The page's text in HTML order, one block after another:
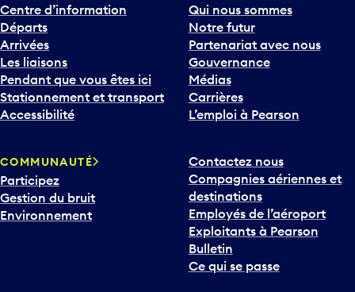
Centre d’information
Départs
Arrivées
Les liaisons
Pendant que vous êtes ici
Stationnement et transport
Accessibilité
Qui nous sommes
Notre futur
Partenariat avec nous
Gouvernance
Médias
Carrières
L’emploi à Pearson
COMMUNAUTÉ
Participez
Gestion du bruit
Environnement
Contactez nous
Compagnies aériennes et
destinations
Employés de l’aéroport
Exploitants à Pearson
Bulletin
Ce qui se passe